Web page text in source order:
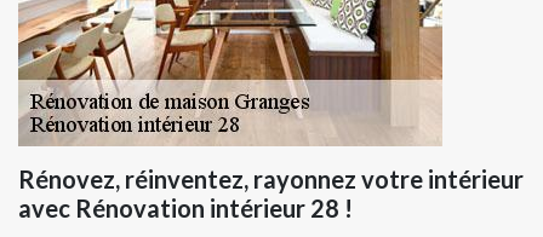
Rénovez, réinventez, rayonnez votre intérieur
avec Rénovation intérieur 28 !